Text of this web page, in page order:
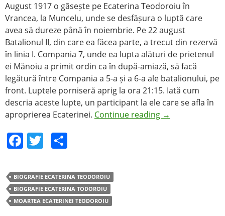
August 1917 o găsește pe Ecaterina Teodoroiu în
Vrancea, la Muncelu, unde se desfășura o luptă care
avea să dureze până în noiembrie. Pe 22 august
Batalionul II, din care ea făcea parte, a trecut din rezervă
în linia I. Compania 7, unde ea lupta alături de prietenul
ei Mănoiu a primit ordin ca în după-amiază, să facă
legătură între Compania a 5-a și a 6-a ale batalionului, pe
front. Luptele porniseră aprig la ora 21:15. Iată cum
descria aceste lupte, un participant la ele care se afla în
aproprierea Ecaterinei. Continue reading →
F
c
e
b
T
itt
er
ar
e
BIOGRAFIE ECATERINA TEODOROIU
BIOGRAFIE ECATERINA TODOROIU
MOARTEA ECATERINEI TEODOROIU